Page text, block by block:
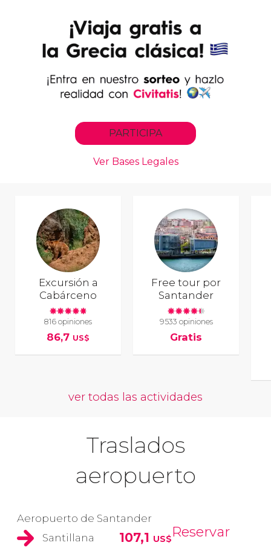
Excursión a
Cabárceno
816 opiniones
86,7 US$
Free tour por
Santander
9533 opiniones
Gratis
ver todas las actividades
Traslados
aeropuerto
Aeropuerto de Santander
Santillana
107,1 US$Reservar